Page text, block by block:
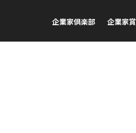
企業家倶楽部 企業家賞